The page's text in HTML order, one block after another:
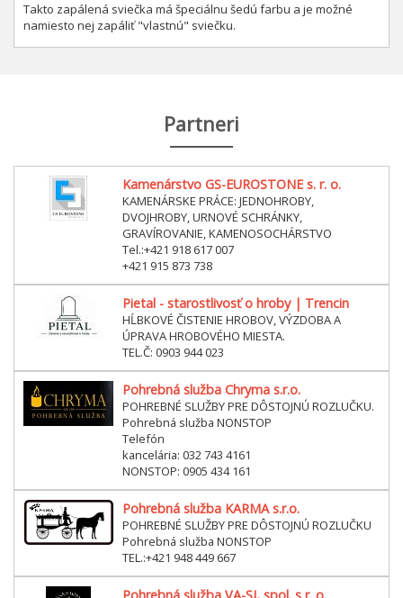
Takto zapálená sviečka má špeciálnu šedú farbu a je možné
namiesto nej zapáliť "vlastnú" sviečku.
Partneri
Kamenárstvo GS-EUROSTONE s. r. o.
KAMENÁRSKE PRÁCE: JEDNOHROBY,
DVOJHROBY, URNOVÉ SCHRÁNKY,
GRAVÍROVANIE, KAMENOSOCHÁRSTVO
Tel.:+421 918 617 007
+421 915 873 738
Pietal - starostlivosť o hroby | Trencin
HĹBKOVÉ ČISTENIE HROBOV, VÝZDOBA A
ÚPRAVA HROBOVÉHO MIESTA.
TEL.Č: 0903 944 023
Pohrebná služba Chryma s.r.o.
POHREBNÉ SLUŽBY PRE DÔSTOJNÚ ROZLUČKU.
Pohrebná služba NONSTOP
Telefón
kancelária: 032 743 4161
NONSTOP: 0905 434 161
Pohrebná služba KARMA s.r.o.
POHREBNÉ SLUŽBY PRE DÔSTOJNÚ ROZLUČKU
Pohrebná služba NONSTOP
TEL.:+421 948 449 667